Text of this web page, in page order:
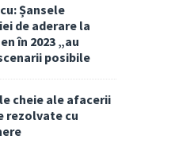
Șansele
de aderare la
în 2023 „au
posibile
cheie ale afacerii
rezolvate cu